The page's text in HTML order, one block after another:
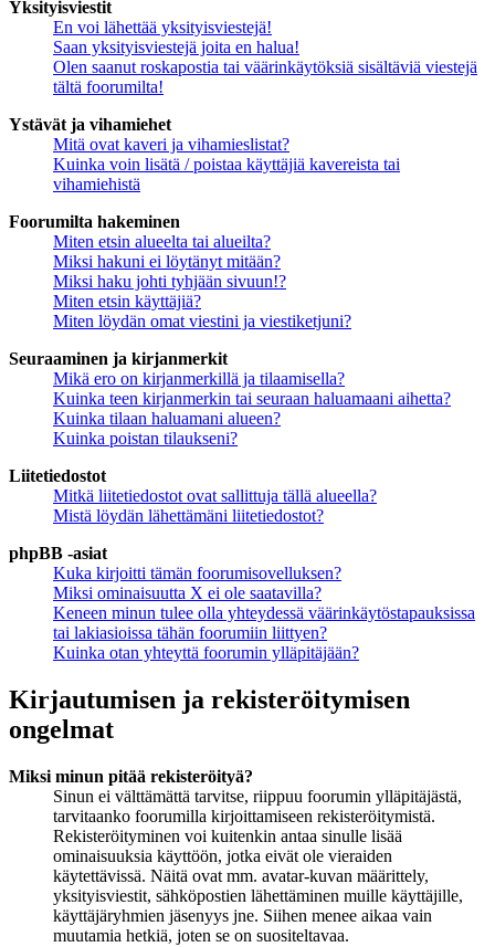
Yksityisviestit
En voi lähettää yksityisviestejä!
Saan yksityisviestejä joita en halua!
Olen saanut roskapostia tai väärinkäytöksiä sisältäviä viestejä
tältä foorumilta!
Ystävät ja vihamiehet
Mitä ovat kaveri ja vihamieslistat?
Kuinka voin lisätä / poistaa käyttäjiä kavereista tai
vihamiehistä
Foorumilta hakeminen
Miten etsin alueelta tai alueilta?
Miksi hakuni ei löytänyt mitään?
Miksi haku johti tyhjään sivuun!?
Miten etsin käyttäjiä?
Miten löydän omat viestini ja viestiketjuni?
Seuraaminen ja kirjanmerkit
Mikä ero on kirjanmerkillä ja tilaamisella?
Kuinka teen kirjanmerkin tai seuraan haluamaani aihetta?
Kuinka tilaan haluamani alueen?
Kuinka poistan tilaukseni?
Liitetiedostot
Mitkä liitetiedostot ovat sallittuja tällä alueella?
Mistä löydän lähettämäni liitetiedostot?
phpBB -asiat
Kuka kirjoitti tämän foorumisovelluksen?
Miksi ominaisuutta X ei ole saatavilla?
Keneen minun tulee olla yhteydessä väärinkäytöstapauksissa
tai lakiasioissa tähän foorumiin liittyen?
Kuinka otan yhteyttä foorumin ylläpitäjään?
Kirjautumisen ja rekisteröitymisen
ongelmat
Miksi minun pitää rekisteröityä?
Sinun ei välttämättä tarvitse, riippuu foorumin ylläpitäjästä,
tarvitaanko foorumilla kirjoittamiseen rekisteröitymistä.
Rekisteröityminen voi kuitenkin antaa sinulle lisää
ominaisuuksia käyttöön, jotka eivät ole vieraiden
käytettävissä. Näitä ovat mm. avatar-kuvan määrittely,
yksityisviestit, sähköpostien lähettäminen muille käyttäjille,
käyttäjäryhmien jäsenyys jne. Siihen menee aikaa vain
muutamia hetkiä, joten se on suositeltavaa.